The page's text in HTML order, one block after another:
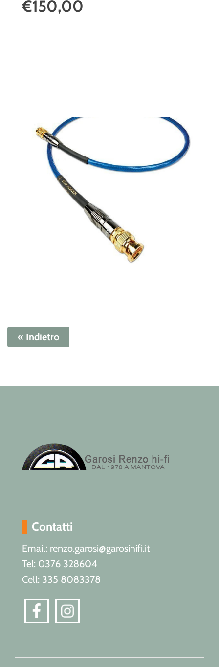
€150,00
« Indietro
Contatti
Email: renzo.garosi@garosihifi.it
Tel: 0376 328604
Cell: 335 8083378